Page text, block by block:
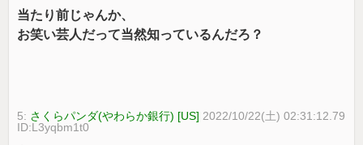
当たり前じゃんか、
お笑い芸人だって当然知っているんだろ？
5: さくらパンダ(やわらか銀行) [US] 2022/10/22(土) 02:31:12.79
ID:L3yqbm1t0